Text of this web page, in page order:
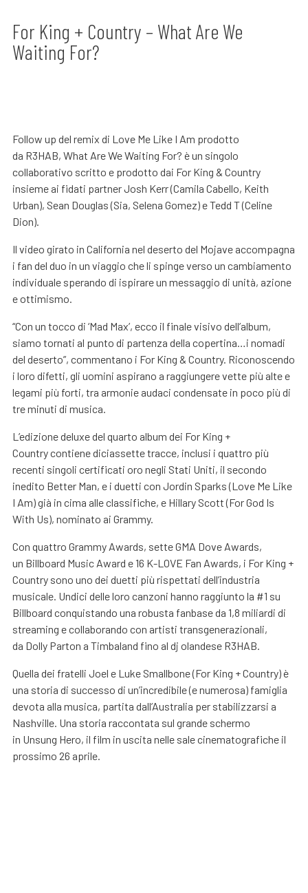
For King + Country – What Are We
Waiting For?
Follow up del remix di Love Me Like I Am prodotto
da R3HAB, What Are We Waiting For? è un singolo
collaborativo scritto e prodotto dai For King & Country
insieme ai fidati partner Josh Kerr (Camila Cabello, Keith
Urban), Sean Douglas (Sia, Selena Gomez) e Tedd T (Celine
Dion).
Il video girato in California nel deserto del Mojave accompagna
i fan del duo in un viaggio che li spinge verso un cambiamento
individuale sperando di ispirare un messaggio di unità, azione
e ottimismo.
“Con un tocco di ‘Mad Max’, ecco il finale visivo dell’album,
siamo tornati al punto di partenza della copertina…i nomadi
del deserto”, commentano i For King & Country. Riconoscendo
i loro difetti, gli uomini aspirano a raggiungere vette più alte e
legami più forti, tra armonie audaci condensate in poco più di
tre minuti di musica.
L’edizione deluxe del quarto album dei For King +
Country contiene diciassette tracce, inclusi i quattro più
recenti singoli certificati oro negli Stati Uniti, il secondo
inedito Better Man, e i duetti con Jordin Sparks (Love Me Like
I Am) già in cima alle classifiche, e Hillary Scott (For God Is
With Us), nominato ai Grammy.
Con quattro Grammy Awards, sette GMA Dove Awards,
un Billboard Music Award e 16 K-LOVE Fan Awards, i For King +
Country sono uno dei duetti più rispettati dell’industria
musicale. Undici delle loro canzoni hanno raggiunto la #1 su
Billboard conquistando una robusta fanbase da 1,8 miliardi di
streaming e collaborando con artisti transgenerazionali,
da Dolly Parton a Timbaland fino al dj olandese R3HAB.
Quella dei fratelli Joel e Luke Smallbone (For King + Country) è
una storia di successo di un’incredibile (e numerosa) famiglia
devota alla musica, partita dall’Australia per stabilizzarsi a
Nashville. Una storia raccontata sul grande schermo
in Unsung Hero, il film in uscita nelle sale cinematografiche il
prossimo 26 aprile.